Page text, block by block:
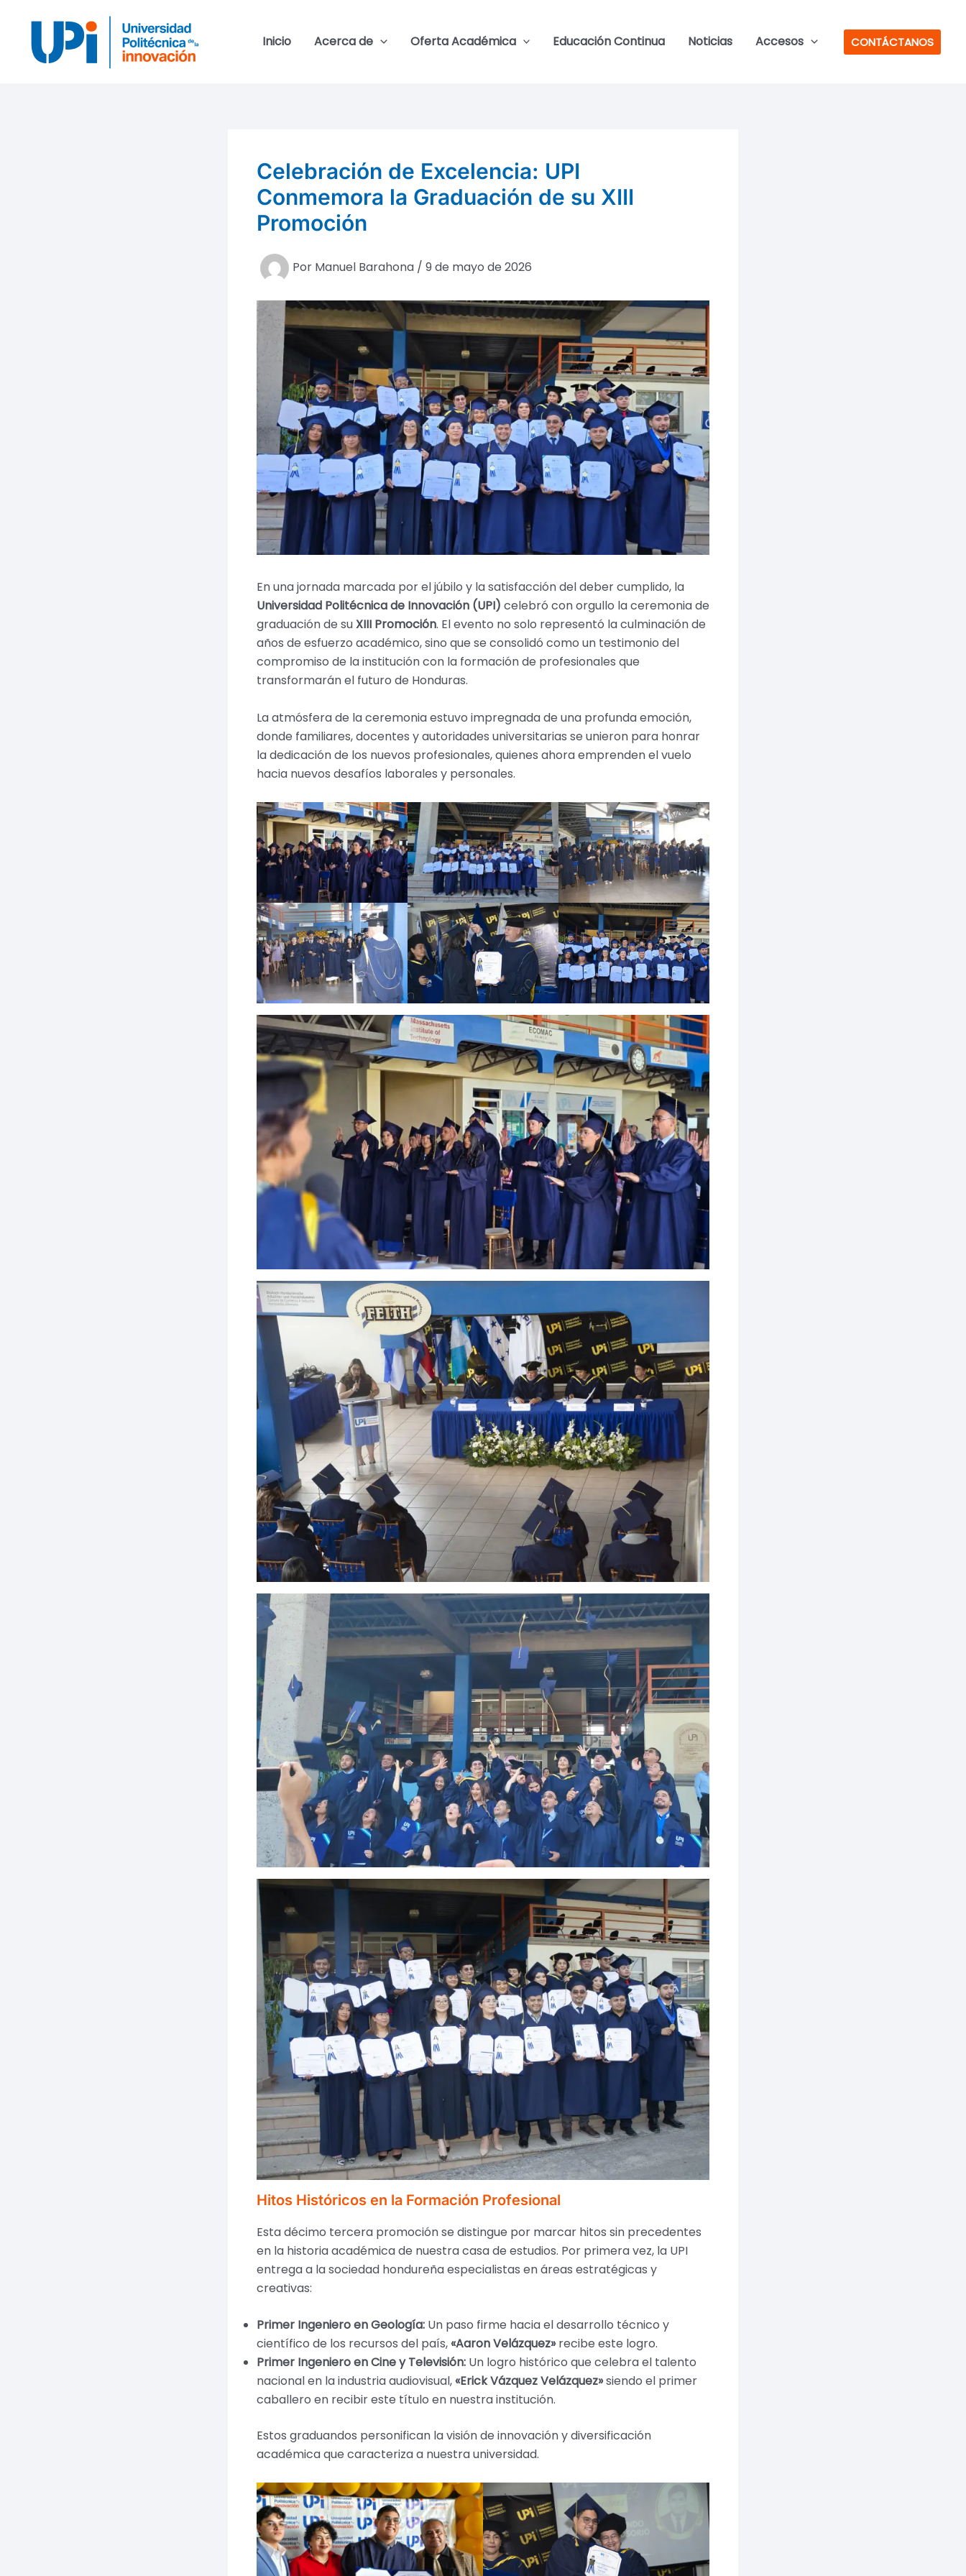
contenido
Inicio Acerca de Oferta Académica Educación Continua Noticias Accesos CONTÁCTANOS
Celebración de Excelencia: UPI
Conmemora la Graduación de su XIII
Promoción
Por Manuel Barahona / 9 de mayo de 2026
En una jornada marcada por el júbilo y la satisfacción del deber cumplido, la
Universidad Politécnica de Innovación (UPI) celebró con orgullo la ceremonia de
graduación de suXIII Promoción. El evento no solo representó la culminación de
años de esfuerzo académico, sino que se consolidó como un testimonio del
compromiso de la institución con la formación de profesionales que
transformarán el futuro de Honduras.
La atmósfera de la ceremonia estuvo impregnada de una profunda emoción,
donde familiares, docentes y autoridades universitarias se unieron para honrar
la dedicación de los nuevos profesionales, quienes ahora emprenden el vuelo
hacia nuevos desafíos laborales y personales.
Hitos Históricos en la Formación Profesional
Esta décimo tercera promoción se distingue por marcar hitos sin precedentes
en la historia académica de nuestra casa de estudios. Por primera vez, la UPI
entrega a la sociedad hondureña especialistas en áreas estratégicas y
creativas:
Primer Ingeniero en Geología: Un paso firme hacia el desarrollo técnico y
científico de los recursos del país,«Aaron Velázquez»recibe este logro.
Primer Ingeniero en Cine y Televisión: Un logro histórico que celebra el talento
nacional en la industria audiovisual,«Erick Vázquez Velázquez»siendo el primer
caballero en recibir este título en nuestra institución.
Estos graduandos personifican la visión de innovación y diversificación
académica que caracteriza a nuestra universidad.